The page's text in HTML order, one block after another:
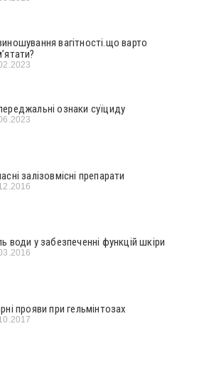
вагітності.що варто
ознаки суїциду
залізовмісні препарати
води у забезпеченні функцій шкіри
прояви при гельмінтозах